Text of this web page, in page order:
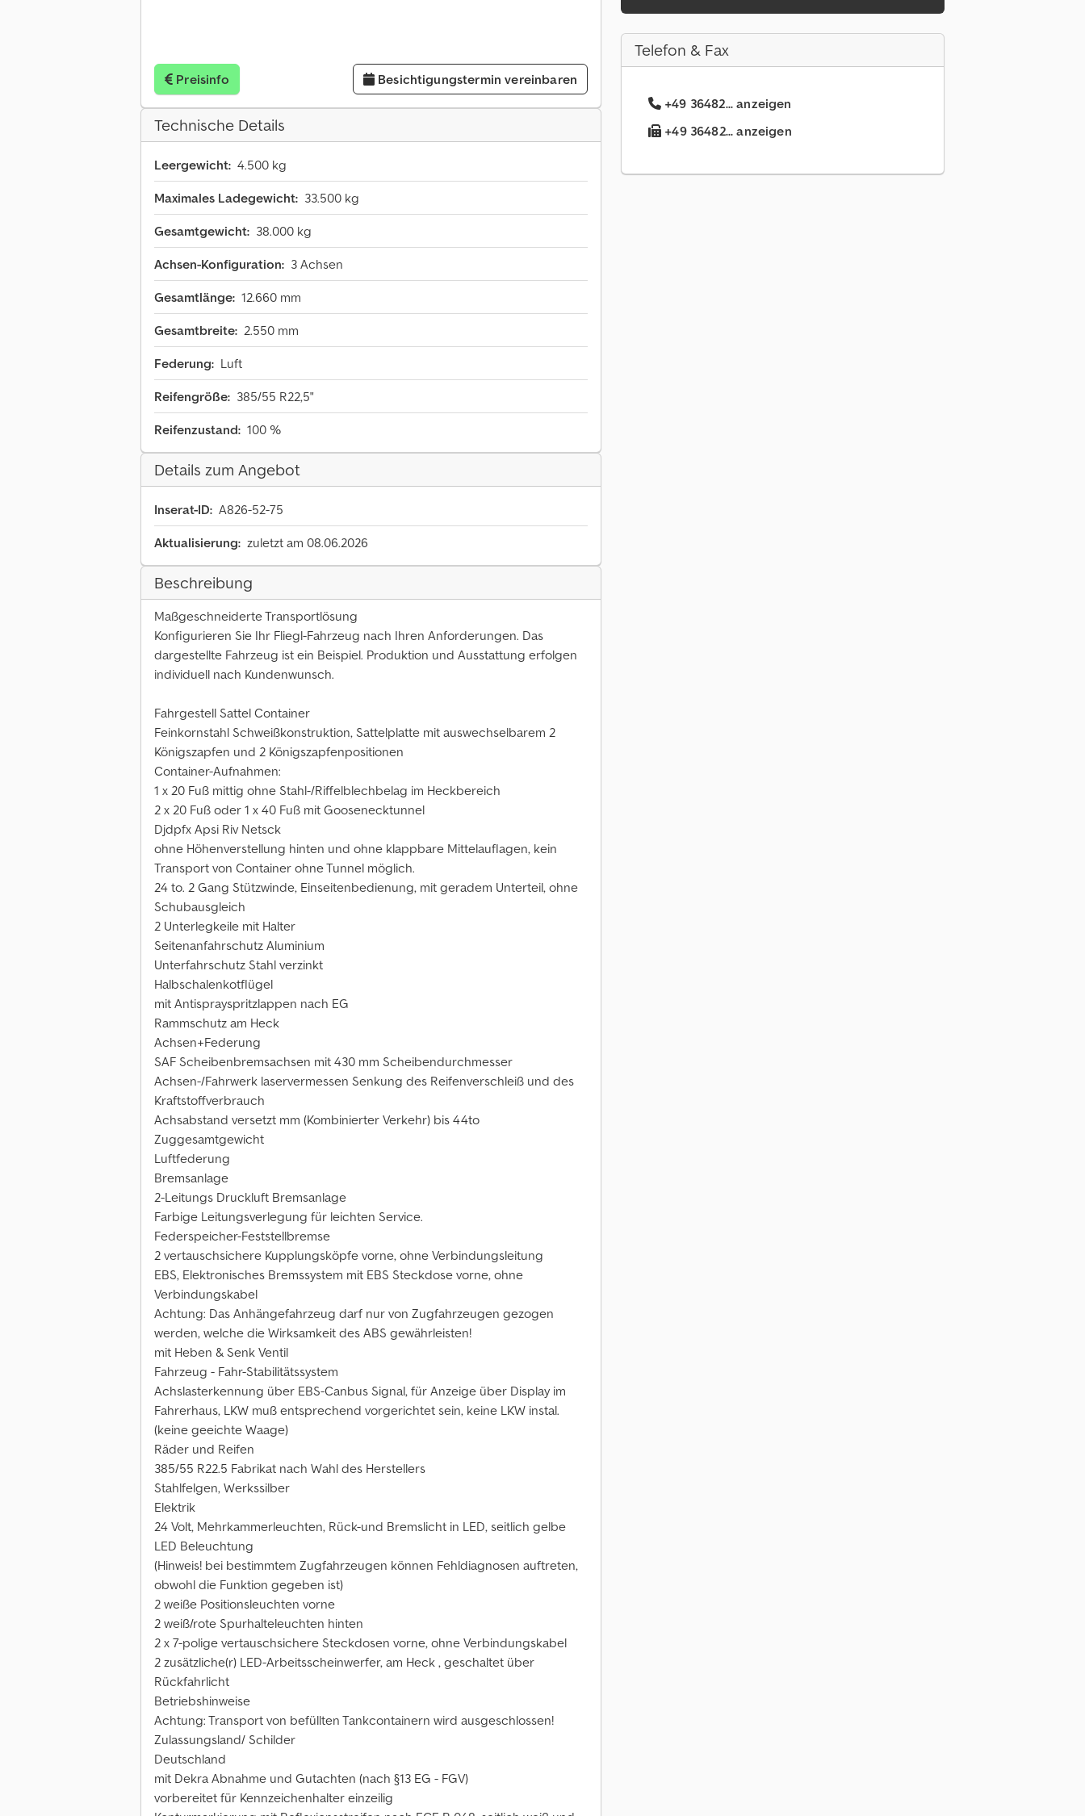
Preisinfo Besichtigungstermin vereinbaren
Technische Details
Leergewicht: 4.500 kg
Maximales Ladegewicht: 33.500 kg
Gesamtgewicht: 38.000 kg
Achsen-Konfiguration: 3 Achsen
Gesamtlänge: 12.660 mm
Gesamtbreite: 2.550 mm
Federung: Luft
Reifengröße: 385/55 R22,5"
Reifenzustand: 100 %
Details zum Angebot
Inserat-ID: A826-52-75
Aktualisierung: zuletzt am 08.06.2026
Beschreibung
Maßgeschneiderte Transportlösung
Konfigurieren Sie Ihr Fliegl-Fahrzeug nach Ihren Anforderungen. Das
dargestellte Fahrzeug ist ein Beispiel. Produktion und Ausstattung erfolgen
individuell nach Kundenwunsch.
Fahrgestell Sattel Container
Feinkornstahl Schweißkonstruktion, Sattelplatte mit auswechselbarem 2
Königszapfen und 2 Königszapfenpositionen
Container-Aufnahmen:
1 x 20 Fuß mittig ohne Stahl-/Riffelblechbelag im Heckbereich
2 x 20 Fuß oder 1 x 40 Fuß mit Goosenecktunnel
Djdpfx Apsi Riv Netsck
ohne Höhenverstellung hinten und ohne klappbare Mittelauflagen, kein
Transport von Container ohne Tunnel möglich.
24 to. 2 Gang Stützwinde, Einseitenbedienung, mit geradem Unterteil, ohne
Schubausgleich
2 Unterlegkeile mit Halter
Seitenanfahrschutz Aluminium
Unterfahrschutz Stahl verzinkt
Halbschalenkotflügel
mit Antisprayspritzlappen nach EG
Rammschutz am Heck
Achsen+Federung
SAF Scheibenbremsachsen mit 430 mm Scheibendurchmesser
Achsen-/Fahrwerk laservermessen Senkung des Reifenverschleiß und des
Kraftstoffverbrauch
Achsabstand versetzt mm (Kombinierter Verkehr) bis 44to
Zuggesamtgewicht
Luftfederung
Bremsanlage
2-Leitungs Druckluft Bremsanlage
Farbige Leitungsverlegung für leichten Service.
Federspeicher-Feststellbremse
2 vertauschsichere Kupplungsköpfe vorne, ohne Verbindungsleitung
EBS, Elektronisches Bremssystem mit EBS Steckdose vorne, ohne
Verbindungskabel
Achtung: Das Anhängefahrzeug darf nur von Zugfahrzeugen gezogen
werden, welche die Wirksamkeit des ABS gewährleisten!
mit Heben & Senk Ventil
Fahrzeug - Fahr-Stabilitätssystem
Achslasterkennung über EBS-Canbus Signal, für Anzeige über Display im
Fahrerhaus, LKW muß entsprechend vorgerichtet sein, keine LKW instal.
(keine geeichte Waage)
Räder und Reifen
385/55 R22.5 Fabrikat nach Wahl des Herstellers
Stahlfelgen, Werkssilber
Elektrik
24 Volt, Mehrkammerleuchten, Rück-und Bremslicht in LED, seitlich gelbe
LED Beleuchtung
(Hinweis! bei bestimmtem Zugfahrzeugen können Fehldiagnosen auftreten,
obwohl die Funktion gegeben ist)
2 weiße Positionsleuchten vorne
2 weiß/rote Spurhalteleuchten hinten
2 x 7-polige vertauschsichere Steckdosen vorne, ohne Verbindungskabel
2 zusätzliche(r) LED-Arbeitsscheinwerfer, am Heck , geschaltet über
Rückfahrlicht
Betriebshinweise
Achtung: Transport von befüllten Tankcontainern wird ausgeschlossen!
Zulassungsland/ Schilder
Deutschland
mit Dekra Abnahme und Gutachten (nach §13 EG - FGV)
vorbereitet für Kennzeichenhalter einzeilig
Telefon & Fax
+49 36482... anzeigen
+49 36482... anzeigen